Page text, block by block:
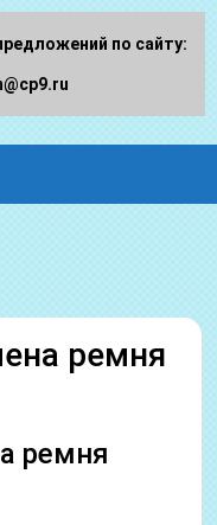
ремня
ремня
по сайту: